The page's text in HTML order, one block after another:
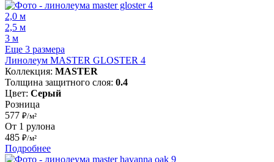
2,0 м
2,5 м
3 м
Еще 3 размера
Линолеум MASTER GLOSTER 4
Коллекция: MASTER
Толщина защитного слоя: 0.4
Цвет: Серый
Розница
577 ₽/м²
От 1 рулона
485 ₽/м²
Подробнее